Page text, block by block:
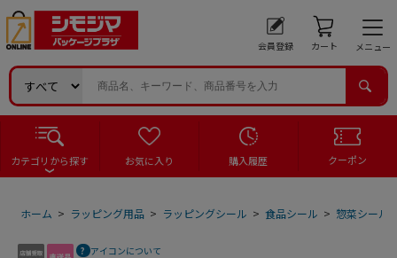
会員登録 カート メニュー
カテゴリから探す お気に入り 購入履歴 クーポン
ホーム > ラッピング用品 > ラッピングシール > 食品シール > 惣菜シール
アイコンについて